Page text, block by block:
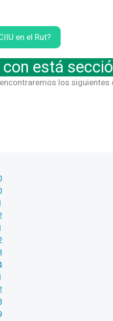
en el Rut?
está
los